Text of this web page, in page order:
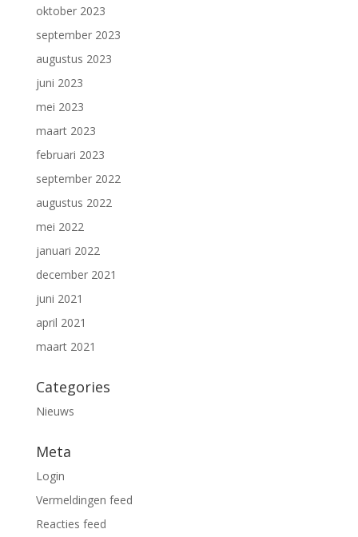
oktober 2023
september 2023
augustus 2023
juni 2023
mei 2023
maart 2023
februari 2023
september 2022
augustus 2022
mei 2022
januari 2022
december 2021
juni 2021
april 2021
maart 2021
Categories
Nieuws
Meta
Login
Vermeldingen feed
Reacties feed